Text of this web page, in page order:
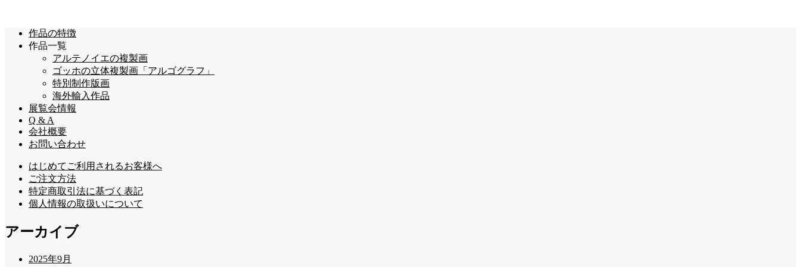
作品の特徴
作品一覧
アルテノイエの複製画
ゴッホの立体複製画「アルゴグラフ」
特別制作版画
海外輸入作品
展覧会情報
Q & A
会社概要
お問い合わせ
はじめてご利用されるお客様へ
ご注文方法
特定商取引法に基づく表記
個人情報の取扱いについて
アーカイブ
2025年9月